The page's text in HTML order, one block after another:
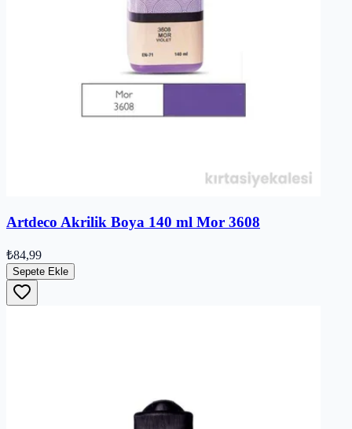
Artdeco Akrilik Boya 140 ml Mor 3608
₺84,99
Sepete Ekle